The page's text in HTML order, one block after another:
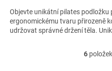
Objevte unikátní pilates podložku
ergonomickému tvaru přirozeně
udržovat správné držení těla.
6